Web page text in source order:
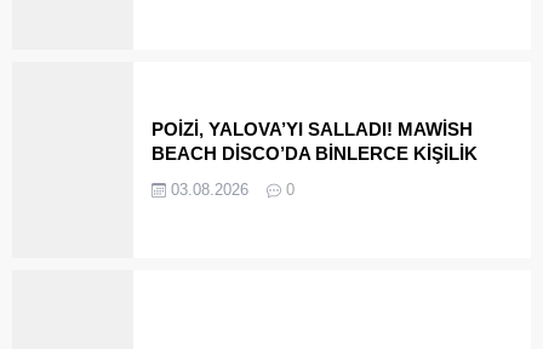
POİZİ, YALOVA’YI SALLADI! MAWİSH
BEACH DİSCO’DA BİNLERCE KİŞİLİK
03.08.2026 0